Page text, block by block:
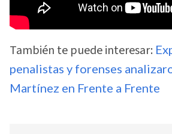
También te puede interesar:
penalistas y forenses
Martínez en Frente a Frente